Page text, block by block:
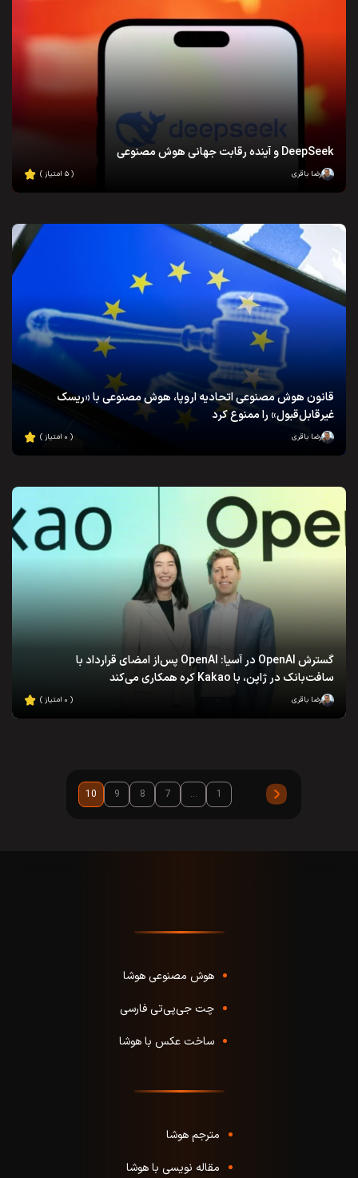
DeepSeek و آینده رقابت جهانی هوش مصنوعی
رضا باقری ( ۵ امتیاز )
قانون هوش مصنوعی اتحادیه اروپا، هوش مصنوعی با «ریسک
غیرقابل‌قبول» را ممنوع کرد
رضا باقری ( ۰ امتیاز )
گسترش OpenAI در آسیا: OpenAI پس‌از امضای قرارداد با
سافت‌بانک در ژاپن، با Kakao کره همکاری می‌کند
رضا باقری ( ۰ امتیاز )
1
…
7
8
9
10
هوش مصنوعی هوشا
چت جی‌پی‌تی فارسی
ساخت عکس با هوشا
مترجم هوشا
مقاله نویسی با هوشا